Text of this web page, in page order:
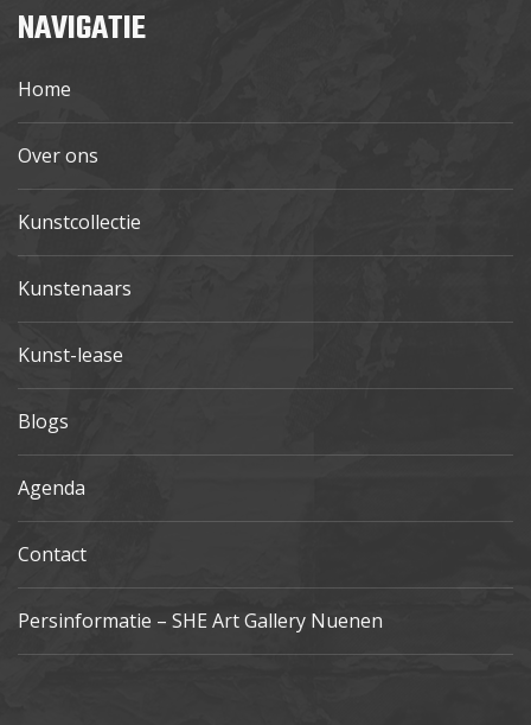
NAVIGATIE
Home
Over ons
Kunstcollectie
Kunstenaars
Kunst-lease
Blogs
Agenda
Contact
Persinformatie – SHE Art Gallery Nuenen